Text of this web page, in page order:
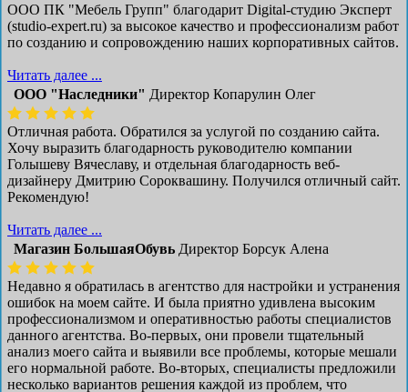
ООО ПК "Мебель Групп" благодарит Digital-студию Эксперт
(studio-expert.ru) за высокое качество и профессионализм работ
по созданию и сопровождению наших корпоративных сайтов.
Читать далее ...
ООО "Наследники" Директор Копарулин Олег
Отличная работа. Обратился за услугой по созданию сайта.
Хочу выразить благодарность руководителю компании
Голышеву Вячеславу, и отдельная благодарность веб-
дизайнеру Дмитрию Сороквашину. Получился отличный сайт.
Рекомендую!
Читать далее ...
Магазин БольшаяОбувь Директор Борсук Алена
Недавно я обратилась в агентство для настройки и устранения
ошибок на моем сайте. И была приятно удивлена высоким
профессионализмом и оперативностью работы специалистов
данного агентства. Во-первых, они провели тщательный
анализ моего сайта и выявили все проблемы, которые мешали
его нормальной работе. Во-вторых, специалисты предложили
несколько вариантов решения каждой из проблем, что